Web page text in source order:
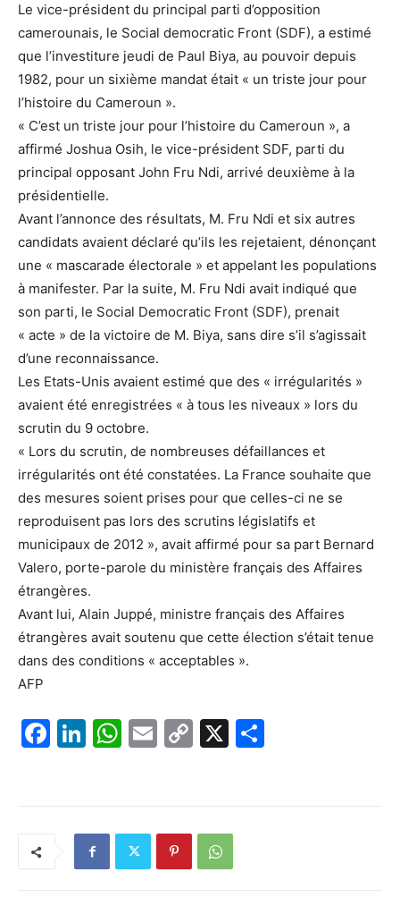
Le vice-président du principal parti d’opposition
camerounais, le Social democratic Front (SDF), a estimé
que l’investiture jeudi de Paul Biya, au pouvoir depuis
1982, pour un sixième mandat était « un triste jour pour
l’histoire du Cameroun ».
« C’est un triste jour pour l’histoire du Cameroun », a
affirmé Joshua Osih, le vice-président SDF, parti du
principal opposant John Fru Ndi, arrivé deuxième à la
présidentielle.
Avant l’annonce des résultats, M. Fru Ndi et six autres
candidats avaient déclaré qu’ils les rejetaient, dénonçant
une « mascarade électorale » et appelant les populations
à manifester. Par la suite, M. Fru Ndi avait indiqué que
son parti, le Social Democratic Front (SDF), prenait
« acte » de la victoire de M. Biya, sans dire s’il s’agissait
d’une reconnaissance.
Les Etats-Unis avaient estimé que des « irrégularités »
avaient été enregistrées « à tous les niveaux » lors du
scrutin du 9 octobre.
« Lors du scrutin, de nombreuses défaillances et
irrégularités ont été constatées. La France souhaite que
des mesures soient prises pour que celles-ci ne se
reproduisent pas lors des scrutins législatifs et
municipaux de 2012 », avait affirmé pour sa part Bernard
Valero, porte-parole du ministère français des Affaires
étrangères.
Avant lui, Alain Juppé, ministre français des Affaires
étrangères avait soutenu que cette élection s’était tenue
dans des conditions « acceptables ».
AFP
F
Li
dI
n
W
A
p
E
C
Li
n
X